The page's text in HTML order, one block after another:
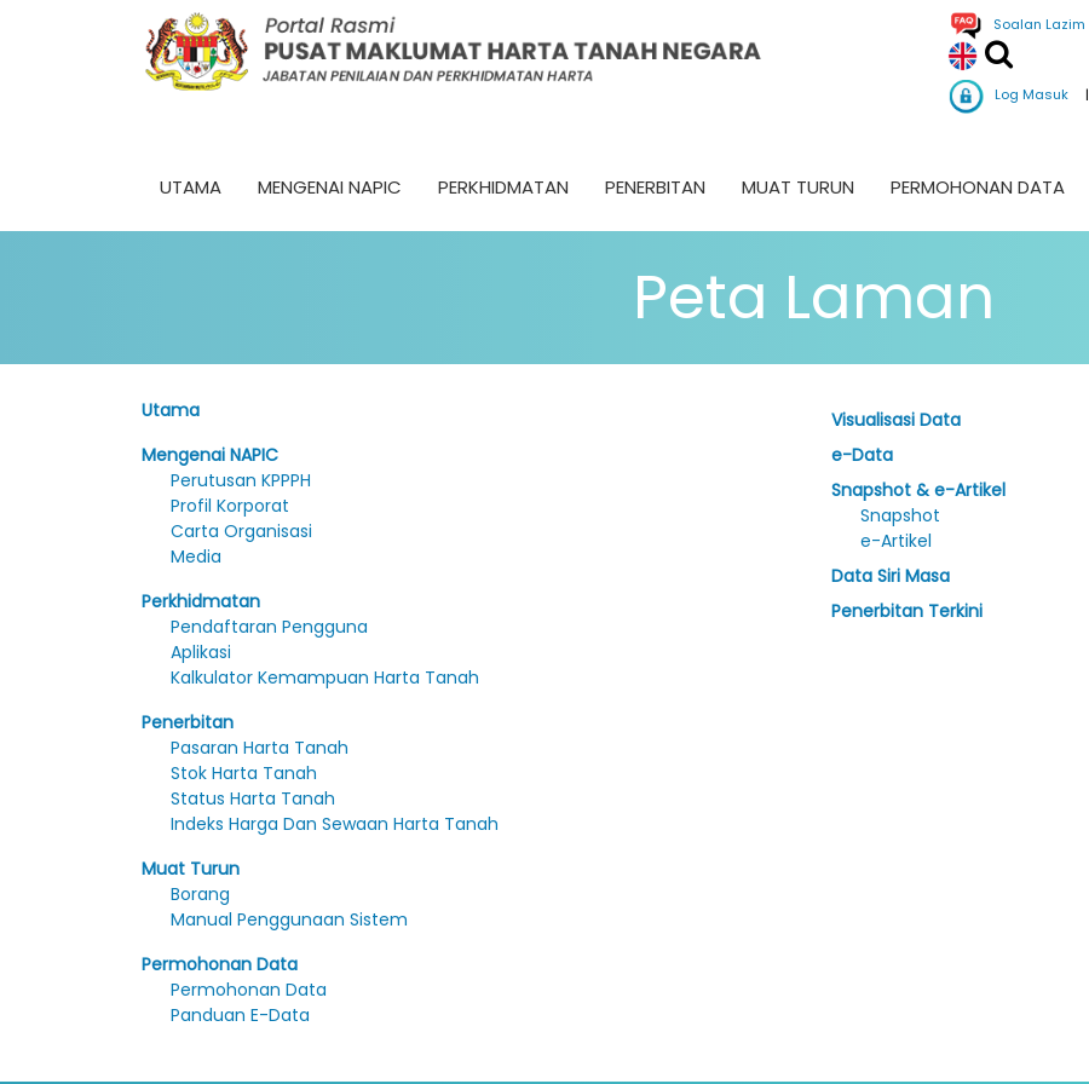
Soalan Lazim
Log Masuk |
UTAMA MENGENAI NAPIC PERKHIDMATAN PENERBITAN MUAT TURUN PERMOHONAN DATA
Peta Laman
Utama
Mengenai NAPIC
Perutusan KPPPH
Profil Korporat
Carta Organisasi
Media
Perkhidmatan
Pendaftaran Pengguna
Aplikasi
Kalkulator Kemampuan Harta Tanah
Penerbitan
Pasaran Harta Tanah
Stok Harta Tanah
Status Harta Tanah
Indeks Harga Dan Sewaan Harta Tanah
Muat Turun
Borang
Manual Penggunaan Sistem
Permohonan Data
Permohonan Data
Panduan E-Data
Visualisasi Data
e-Data
Snapshot & e-Artikel
Snapshot
e-Artikel
Data Siri Masa
Penerbitan Terkini